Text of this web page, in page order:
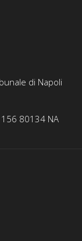
di Napoli
156 80134 NA